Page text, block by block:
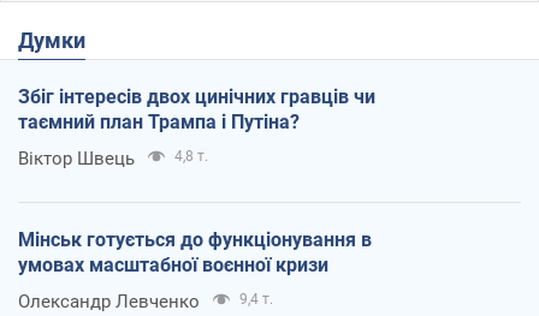
Думки
Збіг інтересів двох цинічних гравців чи
таємний план Трампа і Путіна?
Віктор Швець 4,8 т.
Мінськ готується до функціонування в
умовах масштабної воєнної кризи
Олександр Левченко 9,4 т.